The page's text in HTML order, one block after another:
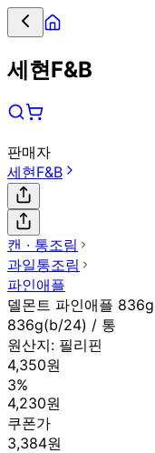
세현F&B
판매자
세현F&B
캔 ∙ 통조림
과일통조림
파인애플
델몬트 파인애플 836g
836g(b/24) / 통
원산지: 필리핀
4,350원
3%
4,230원
쿠폰가
3,384원